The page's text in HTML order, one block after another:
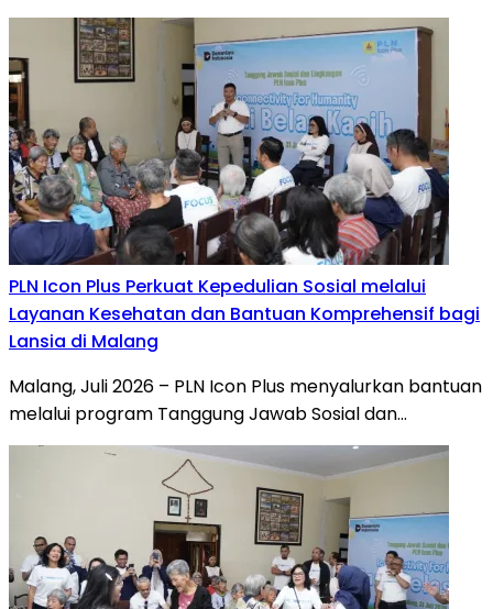
PLN Icon Plus Perkuat Kepedulian Sosial melalui
Layanan Kesehatan dan Bantuan Komprehensif bagi
Lansia di Malang
Malang, Juli 2026 – PLN Icon Plus menyalurkan bantuan
melalui program Tanggung Jawab Sosial dan…